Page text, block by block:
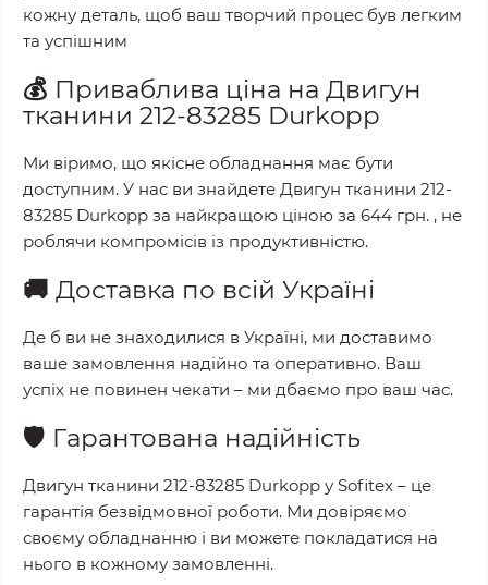
кожну деталь, щоб ваш творчий процес був легким
та успішним
💰 Приваблива ціна на Двигун
тканини 212-83285 Durkopp
Ми віримо, що якісне обладнання має бути
доступним. У нас ви знайдете Двигун тканини 212-
83285 Durkopp за найкращою ціною за 644 грн. , не
роблячи компромісів із продуктивністю.
🚚 Доставка по всій Україні
Де б ви не знаходилися в Україні, ми доставимо
ваше замовлення надійно та оперативно. Ваш
успіх не повинен чекати – ми дбаємо про ваш час.
🛡️ Гарантована надійність
Двигун тканини 212-83285 Durkopp у Sofitex – це
гарантія безвідмовної роботи. Ми довіряємо
своєму обладнанню і ви можете покладатися на
нього в кожному замовленні.